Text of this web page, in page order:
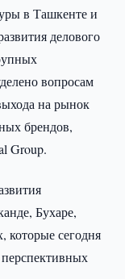
в Ташкенте и
делового
вопросам
на рынок
брендов,
Group.
Бухаре,
сегодня